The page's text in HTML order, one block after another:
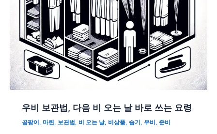
우비 보관법, 다음 비 오는 날 바로 쓰는 요령
곰팡이, 마련, 보관법, 비 오는 날, 비상품, 습기, 우비, 준비